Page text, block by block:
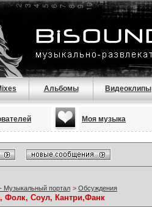
Альбомы Видеоклипы
Моя музыка
Музыкальный портал > Обсуждения
Фолк, Соул, Кантри,Фанк